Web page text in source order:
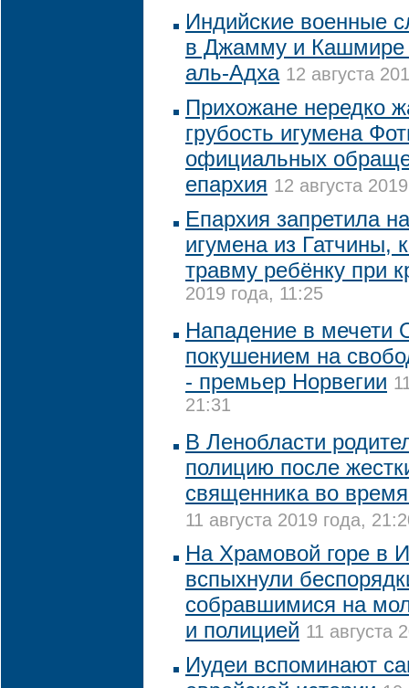
Индийские военные
в Джамму и Кашмире
аль-Адха 12 августа
Прихожане нередко
грубость игумена
официальных
епархия 12 августа
Епархия запретила
игумена из Гатчины,
травму ребёнку при
2019 года, 11:25
Нападение в мечети
покушением на
- премьер Норвегии
21:31
В Ленобласти
полицию после
священника во
11 августа 2019 года,
На Храмовой горе в
вспыхнули
собравшимися на
и полицией 11 августа
Иудеи вспоминают